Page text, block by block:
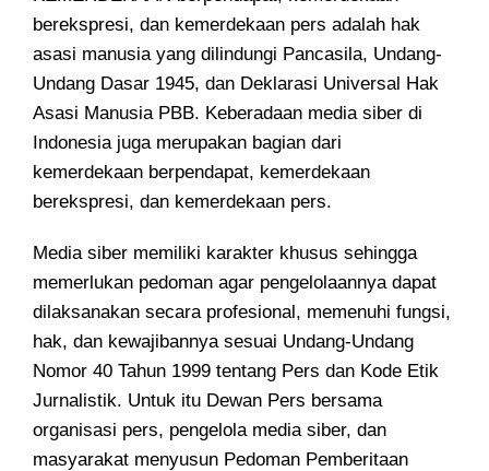
2019
|
8:01
Am
oleh
koranjuri.com
berekspresi, dan kemerdekaan pers adalah hak
asasi manusia yang dilindungi Pancasila, Undang-
Undang Dasar 1945, dan Deklarasi Universal Hak
Asasi Manusia PBB. Keberadaan media siber di
Indonesia juga merupakan bagian dari
kemerdekaan berpendapat, kemerdekaan
berekspresi, dan kemerdekaan pers.
Media siber memiliki karakter khusus sehingga
memerlukan pedoman agar pengelolaannya dapat
dilaksanakan secara profesional, memenuhi fungsi,
hak, dan kewajibannya sesuai Undang-Undang
Nomor 40 Tahun 1999 tentang Pers dan Kode Etik
Jurnalistik. Untuk itu Dewan Pers bersama
organisasi pers, pengelola media siber, dan
masyarakat menyusun Pedoman Pemberitaan